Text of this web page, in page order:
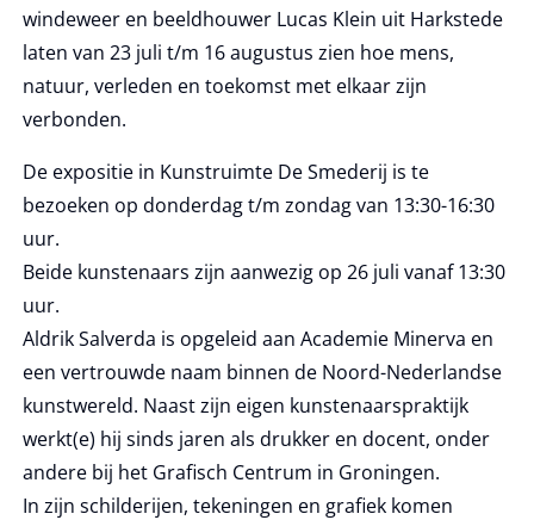
windeweer en beeldhouwer Lucas Klein uit Harkstede
laten van 23 juli t/m 16 augustus zien hoe mens,
natuur, verleden en toekomst met elkaar zijn
verbonden.
De expositie in Kunstruimte De Smederij is te
bezoeken op donderdag t/m zondag van 13:30-16:30
uur.
Beide kunstenaars zijn aanwezig op 26 juli vanaf 13:30
uur.
Aldrik Salverda is opgeleid aan Academie Minerva en
een vertrouwde naam binnen de Noord-Nederlandse
kunstwereld. Naast zijn eigen kunstenaarspraktijk
werkt(e) hij sinds jaren als drukker en docent, onder
andere bij het Grafisch Centrum in Groningen.
In zijn schilderijen, tekeningen en grafiek komen